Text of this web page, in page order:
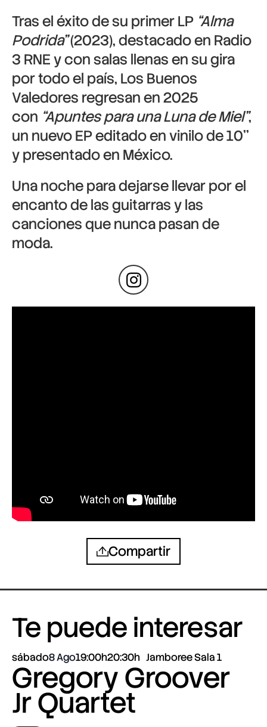
Tras el éxito de su primer LP “Alma
Podrida”(2023), destacado en Radio
3 RNE y con salas llenas en su gira
por todo el país, Los Buenos
Valedores regresan en 2025
con “Apuntes para una Luna de Miel”,
un nuevo EP editado en vinilo de 10’’
y presentado en México.
Una noche para dejarse llevar por el
encanto de las guitarras y las
canciones que nunca pasan de
moda.
Compartir
Te puede interesar
sábado8 Ago19:00h20:30h Jamboree Sala 1
Gregory Groover
Jr Quartet